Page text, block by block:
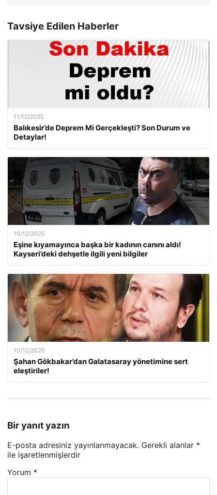
Tavsiye Edilen Haberler
11/12/2025
Balıkesir’de Deprem Mi Gerçekleşti? Son Durum ve
Detaylar!
10/12/2025
Eşine kıyamayınca başka bir kadının canını aldı!
Kayseri’deki dehşetle ilgili yeni bilgiler
10/12/2025
Şahan Gökbakar’dan Galatasaray yönetimine sert
eleştiriler!
Bir yanıt yazın
E-posta adresiniz yayınlanmayacak. Gerekli alanlar *
ile işaretlenmişlerdir
Yorum *